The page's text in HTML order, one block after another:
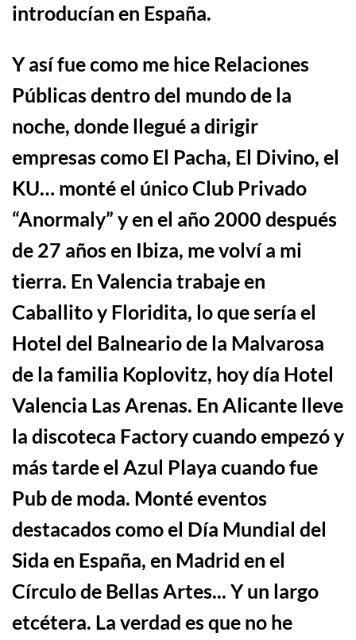
introducían en España.
Y así fue como me hice Relaciones
Públicas dentro del mundo de la
noche, donde llegué a dirigir
empresas como El Pacha, El Divino, el
KU… montéel único Club Privado
“Anormaly” y en el año 2000 después
de 27 años en Ibiza, me volví a mi
tierra. En Valencia trabaje en
Caballito y Floridita, lo que sería el
Hotel del Balneario de la Malvarosa
de la familia Koplovitz, hoy día Hotel
Valencia Las Arenas. En Alicante lleve
la discoteca Factory cuando empezó y
más tarde el Azul Playa cuando fue
Pub de moda. Montéeventos
destacados como el Día Mundial del
Sida en España, en Madrid en el
Círculo de Bellas Artes... Yun largo
etcétera. La verdad es que no he